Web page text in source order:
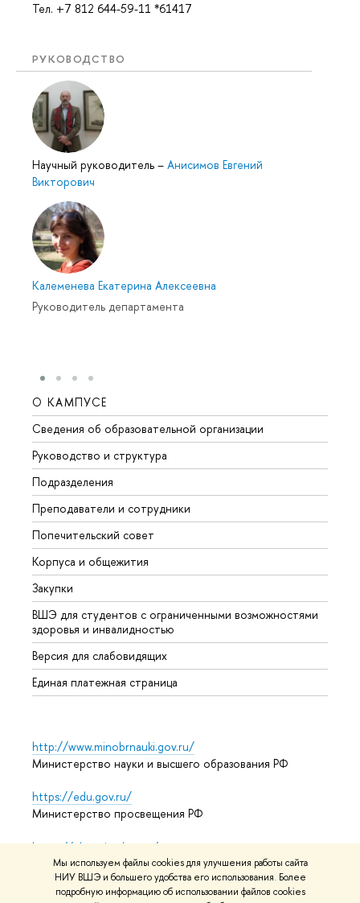
Мы используем файлы cookies для улучшения работы сайта
НИУ ВШЭ и большего удобства его использования. Более
подробную информацию об использовании файлов cookies
Тел. +7 812 644-59-11 *61417
РУКОВОДСТВО
Научный руководитель – Анисимов Евгений
Викторович
Калеменева Екатерина Алексеевна
Руководитель департамента
О КАМПУСЕ
Сведения об образовательной организации
Руководство и структура
Подразделения
Преподаватели и сотрудники
Попечительский совет
Корпуса и общежития
Закупки
ВШЭ для студентов с ограниченными возможностями
здоровья и инвалидностью
Версия для слабовидящих
Единая платежная страница
http://www.minobrnauki.gov.ru/
Министерство науки и высшего образования РФ
https://edu.gov.ru/
Министерство просвещения РФ
https://elearning.hse.ru/mooc
Массовые открытые онлайн-курсы